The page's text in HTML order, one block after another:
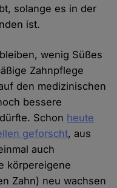
solange es in der
ist.
wenig Süßes
Zahnpflege
den medizinischen
bessere
Schon heute
geforscht, aus
auch
körpereigene
Zahn) neu wachsen